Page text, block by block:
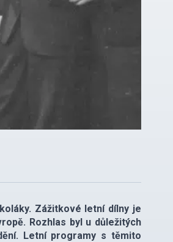
Zážitkové letní dílny je
Rozhlas byl u důležitých
Letní programy s těmito